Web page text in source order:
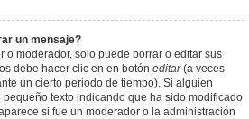
un mensaje?
o moderador, solo puede borrar o editar sus
debe hacer clic en en botón editar(a veces
un cierto periodo de tiempo). Si alguien
texto indicando que ha sido modificado
si fue un moderador o la administración